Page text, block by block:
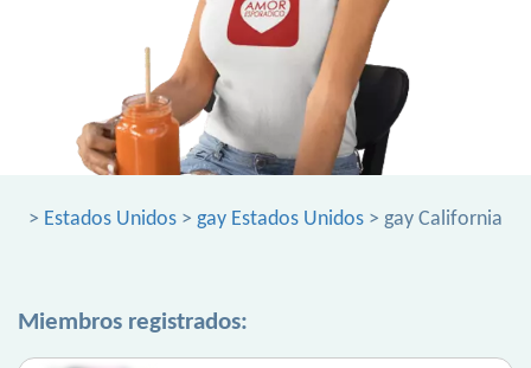
> Estados Unidos > gay Estados Unidos > gay California
Miembros registrados: